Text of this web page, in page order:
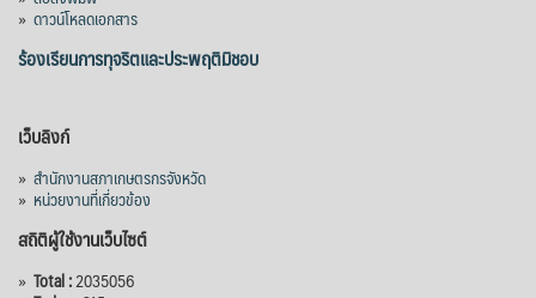
» ดาวน์โหลดเอกสาร
ร้องเรียนการทุจริตและประพฤติมิชอบ
เว็บลิงก์
» สำนักงานสภาเกษตรกรจังหวัด
» หน่วยงานที่เกี่ยวข้อง
สถิติผู้ใช้งานเว็บไซต์
» Total :2035056